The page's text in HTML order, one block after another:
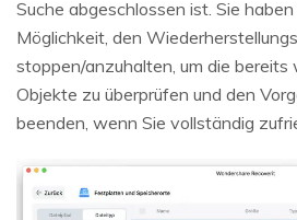
Suche abgeschlossen ist. Sie
Möglichkeit, den
stoppen/anzuhalten, um die
Objekte zu überprüfen und den
beenden, wenn Sie vollständig